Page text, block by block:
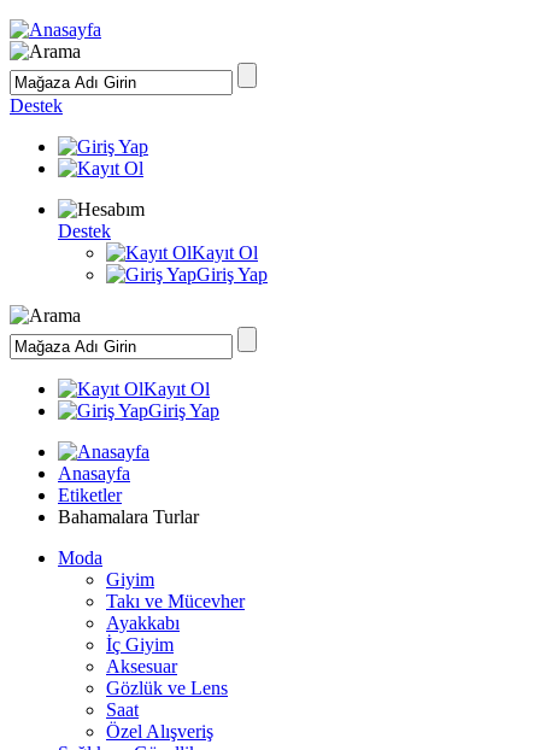
Destek
Destek
Kayıt Ol
Giriş Yap
Kayıt Ol
Giriş Yap
Anasayfa
Etiketler
Bahamalara Turlar
Moda
Giyim
Takı ve Mücevher
Ayakkabı
İç Giyim
Aksesuar
Gözlük ve Lens
Saat
Özel Alışveriş